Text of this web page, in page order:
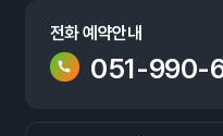
전화 예약안내
051-990-